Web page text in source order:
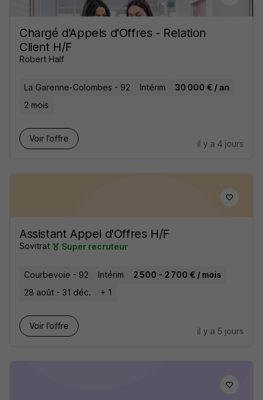
Chargé d'Appels d'Offres - Relation
Client H/F
Robert Half
La Garenne-Colombes - 92 Intérim
30 000 € / an
2 mois
Voir l’offre
il y a 4 jours
Assistant Appel d'Offres H/F
Sovitrat Super recruteur
Courbevoie - 92 Intérim
2 500 - 2 700 € / mois
28 août - 31 déc.
+ 1
Voir l’offre
il y a 5 jours